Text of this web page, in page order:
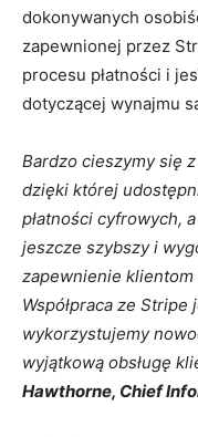
dokonywanych
zapewnionej przez
procesu płatności i
dotyczącej wynajmu
Bardzo cieszymy się
dzięki której
płatności cyfrowych,
jeszcze szybszy i
zapewnienie klientom
Współpraca ze Stripe
wykorzystujemy
wyjątkową obsługę
Hawthorne, Chief